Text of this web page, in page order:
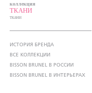
коллекция
ТКАНИ
ткани
ИСТОРИЯ БРЕНДА
ВСЕ КОЛЛЕКЦИИ
BISSON BRUNEL В РОССИИ
BISSON BRUNEL В ИНТЕРЬЕРАХ